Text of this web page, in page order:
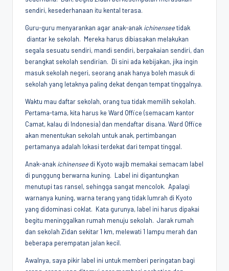
sendiri, kesederhanaan itu kental terasa.
Guru-guru menyarankan agar anak-anak ichinenseetidak
diantar ke sekolah. Mereka harus dibiasakan melakukan
segala sesuatu sendiri, mandi sendiri, berpakaian sendiri, dan
berangkat sekolah sendirian. Di sini ada kebijakan, jika ingin
masuk sekolah negeri, seorang anak hanya boleh masuk di
sekolah yang letaknya paling dekat dengan tempat tinggalnya.
Waktu mau daftar sekolah, orang tua tidak memilih sekolah.
Pertama-tama, kita harus ke Ward Office (semacam kantor
Camat, kalau di Indonesia) dan mendaftar disana. Ward Office
akan menentukan sekolah untuk anak, pertimbangan
pertamanya adalah lokasi terdekat dari tempat tinggal.
Anak-anak ichinensee di Kyoto wajib memakai semacam label
di punggung berwarna kuning. Label ini digantungkan
menutupi tas ransel, sehingga sangat mencolok. Apalagi
warnanya kuning, warna terang yang tidak lumrah di Kyoto
yang didominasi coklat. Kata gurunya, label ini harus dipakai
begitu meninggalkan rumah menuju sekolah. Jarak rumah
dan sekolah Zidan sekitar 1 km, melewati 1 lampu merah dan
beberapa perempatan jalan kecil.
Awalnya, saya pikir label ini untuk memberi peringatan bagi